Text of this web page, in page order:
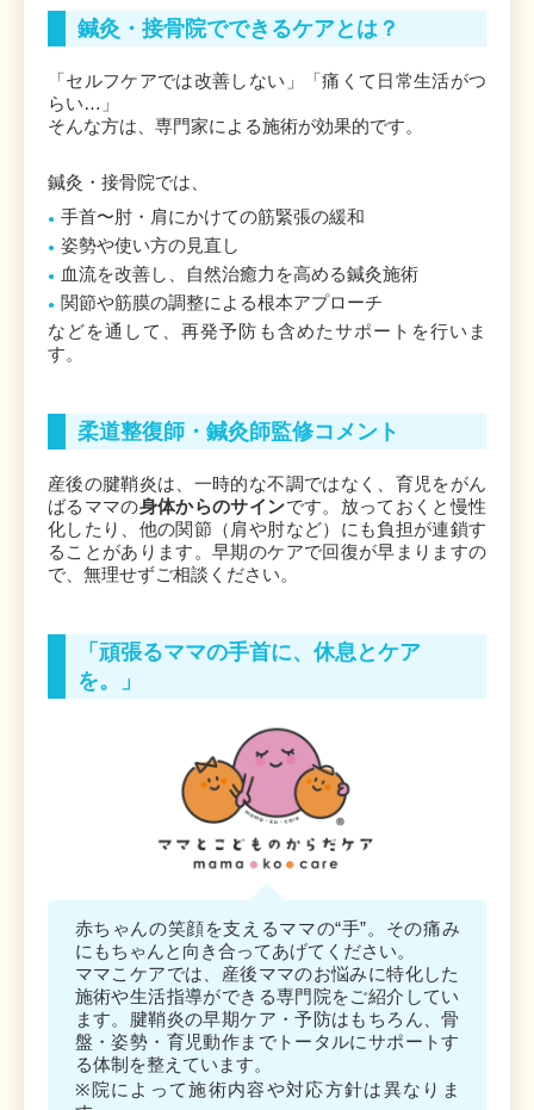
鍼灸・接骨院でできるケアとは？
「セルフケアでは改善しない」「痛くて日常生活がつ
らい…」
そんな方は、専門家による施術が効果的です。
鍼灸・接骨院では、
手首〜肘・肩にかけての筋緊張の緩和
姿勢や使い方の見直し
血流を改善し、自然治癒力を高める鍼灸施術
関節や筋膜の調整による根本アプローチ
などを通して、再発予防も含めたサポートを行いま
す。
柔道整復師・鍼灸師監修コメント
産後の腱鞘炎は、一時的な不調ではなく、育児をがん
ばるママの身体からのサインです。放っておくと慢性
化したり、他の関節（肩や肘など）にも負担が連鎖す
ることがあります。早期のケアで回復が早まりますの
で、無理せずご相談ください。
「頑張るママの手首に、休息とケア
を。」
赤ちゃんの笑顔を支えるママの“手”。その痛み
にもちゃんと向き合ってあげてください。
ママこケアでは、産後ママのお悩みに特化した
施術や生活指導ができる専門院をご紹介してい
ます。腱鞘炎の早期ケア・予防はもちろん、骨
盤・姿勢・育児動作までトータルにサポートす
る体制を整えています。
※院によって施術内容や対応方針は異なりま